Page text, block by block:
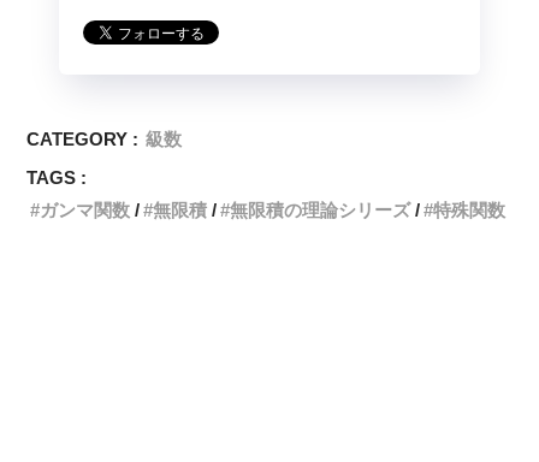
CATEGORY : 級数
TAGS :
ガンマ関数
無限積 無限積の理論シリーズ 特殊関数